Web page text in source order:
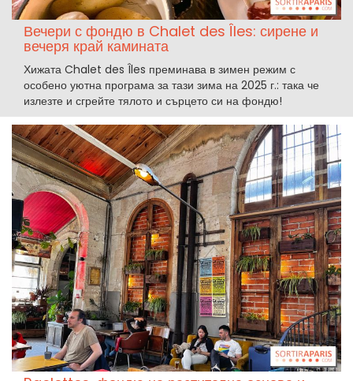
Вечери с фондю в Chalet des Îles: сирене и
вечеря край камината
Хижата Chalet des Îles преминава в зимен режим с
особено уютна програма за тази зима на 2025 г.: така че
излезте и сгрейте тялото и сърцето си на фондю!